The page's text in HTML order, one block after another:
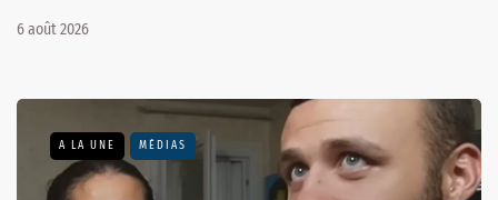
6 août 2026
A LA UNE MÉDIAS